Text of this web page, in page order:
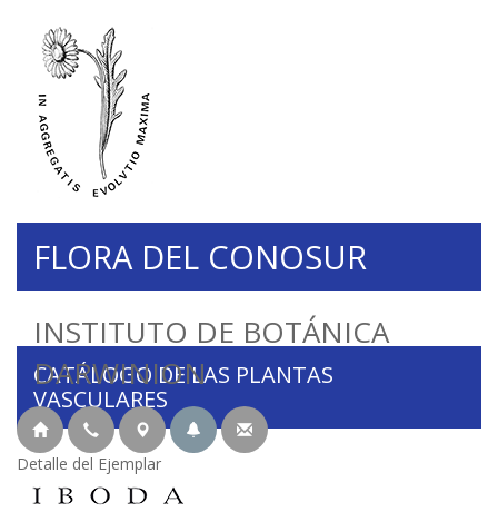
INSTITUTO DE BOTÁNICA
DARWINION
FLORA DEL CONOSUR
CATÁLOGO DE LAS PLANTAS
VASCULARES
Detalle del Ejemplar